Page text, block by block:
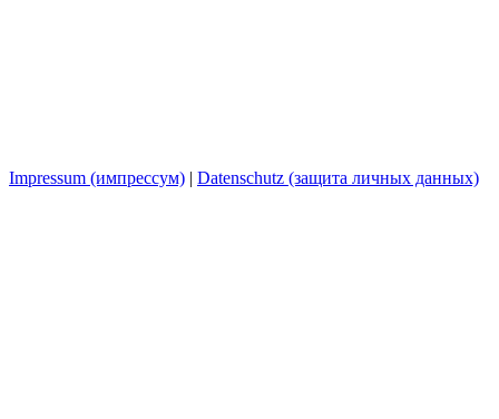
Impressum (импрессум) | Datenschutz (защита личных данных)